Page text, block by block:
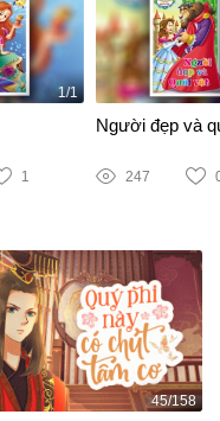
1/1
1
Người đẹp và
247
45/158